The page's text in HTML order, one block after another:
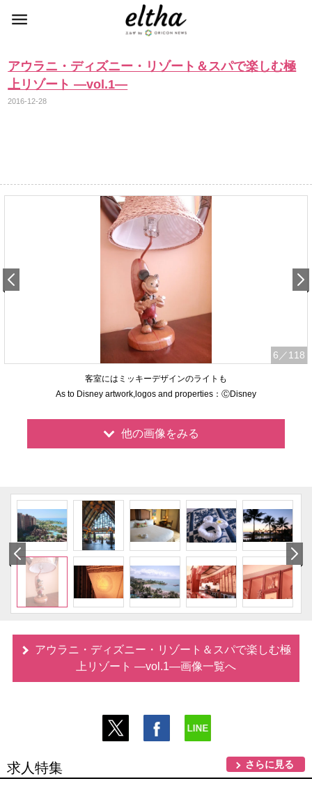
アウラニ・ディズニー・リゾート＆スパで楽しむ極
上リゾート ―vol.1―
2016-12-28
6 ／118
客室にはミッキーデザインのライトも
As to Disney artwork,logos and properties：ⒸDisney
他の画像をみる
アウラニ・ディズニー・リゾート＆スパで楽しむ極
上リゾート ―vol.1―画像一覧へ
求人特集 さらに見る